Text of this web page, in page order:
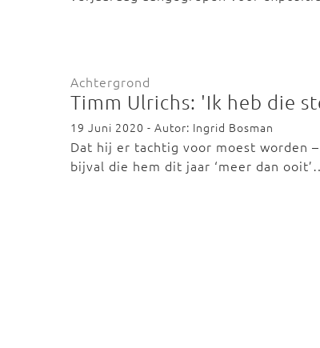
Achtergrond
Timm Ulrichs: 'Ik heb die
19 Juni 2020 - Autor: Ingrid Bosman
Dat hij er tachtig voor moest worden
bijval die hem dit jaar ‘meer dan